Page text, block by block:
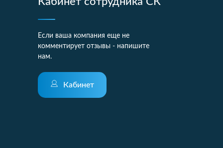
Если ваша компания еще не
комментирует отзывы - напишите
нам.
Кабинет